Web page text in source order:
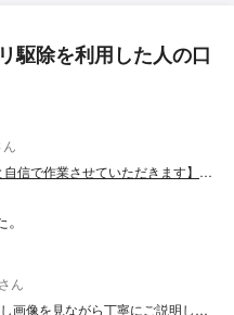
駆除を利用した人の口
【白蟻駆除歴11年目】【11年目の実績と自信で作業させていただきます】最短対応
ん
◆店長の私がお伺いします◎床下を撮影し画像を見ながら丁寧にご説明します